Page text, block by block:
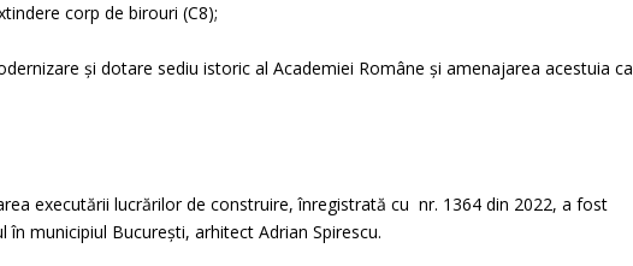
corp de birouri (C8);
și dotare sediu istoric al Academiei Române și amenajarea acestuia ca
executării lucrărilor de construire, înregistrată cu nr. 1364 din 2022, a fost
municipiul București, arhitect Adrian Spirescu.